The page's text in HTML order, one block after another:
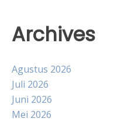
Archives
Agustus 2026
Juli 2026
Juni 2026
Mei 2026